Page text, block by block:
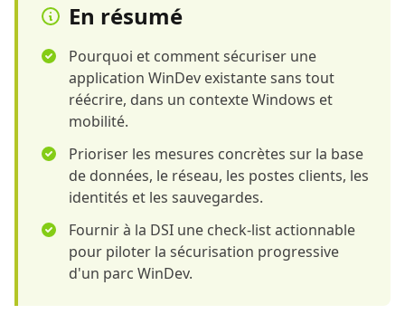
En résumé
Pourquoi et comment sécuriser une
application WinDev existante sans tout
réécrire, dans un contexte Windows et
mobilité.
Prioriser les mesures concrètes sur la base
de données, le réseau, les postes clients, les
identités et les sauvegardes.
Fournir à la DSI une check-list actionnable
pour piloter la sécurisation progressive
d'un parc WinDev.